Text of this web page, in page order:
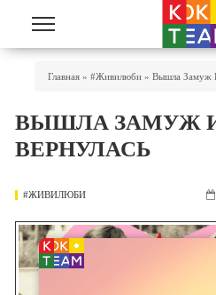
Перейти к основному
Главная » #живилюби » Вышла Замуж
ВЫШЛА ЗАМУЖ
ВЕРНУЛАСЬ
#ЖИВИЛЮБИ